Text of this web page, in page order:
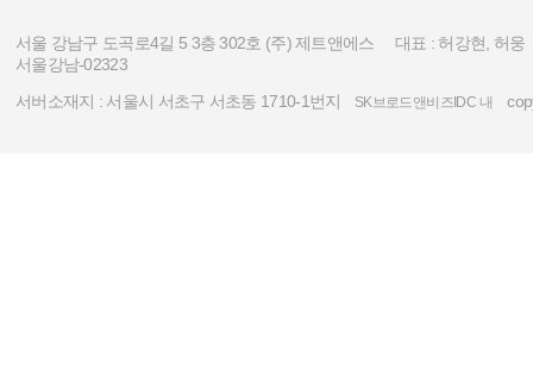
서울 강남구 도곡로4길 5 3층 302호 (주) 제트앤에스
대표 : 허강현, 허웅
서울강남-02323
서버소재지 : 서울시 서초구 서초동 1710-1번지 SK브로드앤비즈IDC 내